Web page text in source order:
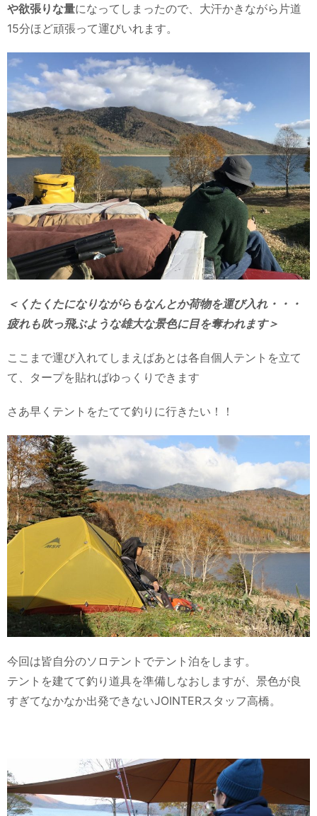
や欲張りな量になってしまったので、大汗かきながら片道
15分ほど頑張って運びいれます。
＜くたくたになりながらもなんとか荷物を運び入れ・・・
疲れも吹っ飛ぶような雄大な景色に目を奪われます＞
ここまで運び入れてしまえばあとは各自個人テントを立て
て、タープを貼ればゆっくりできます
さあ早くテントをたてて釣りに行きたい！！
今回は皆自分のソロテントでテント泊をします。
テントを建てて釣り道具を準備しなおしますが、景色が良
すぎてなかなか出発できないJOINTERスタッフ高橋。